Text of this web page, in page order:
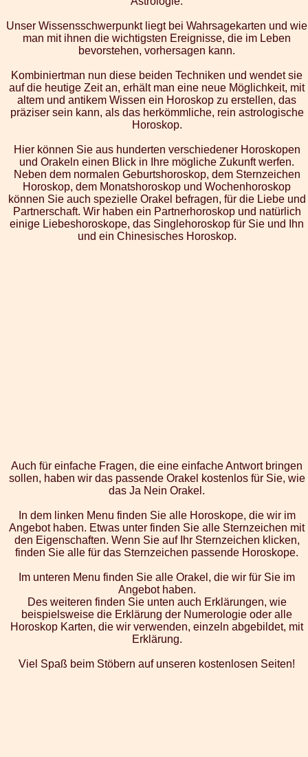
Unser Wissensschwerpunkt liegt bei Wahrsagekarten und wie
man mit ihnen die wichtigsten Ereignisse, die im Leben
bevorstehen, vorhersagen kann.
Kombiniertman nun diese beiden Techniken und wendet sie
auf die heutige Zeit an, erhält man eine neue Möglichkeit, mit
altem und antikem Wissen ein Horoskop zu erstellen, das
präziser sein kann, als das herkömmliche, rein astrologische
Horoskop.
Hier können Sie aus hunderten verschiedener Horoskopen
und Orakeln einen Blick in Ihre mögliche Zukunft werfen.
Neben dem normalen Geburtshoroskop, dem Sternzeichen
Horoskop, dem Monatshoroskop und Wochenhoroskop
können Sie auch spezielle Orakel befragen, für die Liebe und
Partnerschaft. Wir haben ein Partnerhoroskop und natürlich
einige Liebeshoroskope, das Singlehoroskop für Sie und Ihn
und ein Chinesisches Horoskop.
Auch für einfache Fragen, die eine einfache Antwort bringen
sollen, haben wir das passende Orakel kostenlos für Sie, wie
das Ja Nein Orakel.
In dem linken Menu finden Sie alle Horoskope, die wir im
Angebot haben. Etwas unter finden Sie alle Sternzeichen mit
den Eigenschaften. Wenn Sie auf Ihr Sternzeichen klicken,
finden Sie alle für das Sternzeichen passende Horoskope.
Im unteren Menu finden Sie alle Orakel, die wir für Sie im
Angebot haben.
Des weiteren finden Sie unten auch Erklärungen, wie
beispielsweise die Erklärung der Numerologie oder alle
Horoskop Karten, die wir verwenden, einzeln abgebildet, mit
Erklärung.
Viel Spaß beim Stöbern auf unseren kostenlosen Seiten!